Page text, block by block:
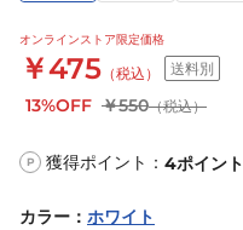
オンラインストア限定価格
￥475 （税込） 送料別
13%OFF ￥550（税込）
P 獲得ポイント： 4ポイント
カラー ： ホワイト